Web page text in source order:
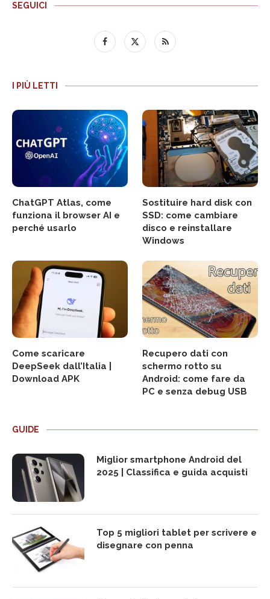
SEGUICI
I PIÙ LETTI
ChatGPT Atlas, come
funziona il browser AI e
perché usarlo
Sostituire hard disk con
SSD: come cambiare
disco e reinstallare
Windows
Come scaricare
DeepSeek dall’Italia |
Download APK
Recupero dati con
schermo rotto su
Android: come fare da
PC e senza debug USB
GUIDE
Miglior smartphone Android del
2025 | Classifica e guida acquisti
Top 5 migliori tablet per scrivere e
disegnare con penna